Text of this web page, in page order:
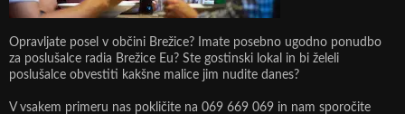
Opravljate posel v občini Brežice? Imate posebno ugodno ponudbo
za poslušalce radia Brežice Eu? Ste gostinski lokal in bi želeli
poslušalce obvestiti kakšne malice jim nudite danes?
V vsakem primeru nas pokličite na 069 669 069 in nam sporočite